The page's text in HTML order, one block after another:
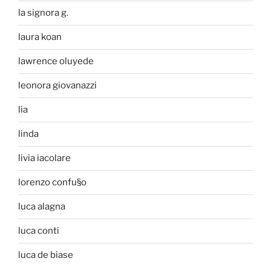
la signora g.
laura koan
lawrence oluyede
leonora giovanazzi
lia
linda
livia iacolare
lorenzo confu§o
luca alagna
luca conti
luca de biase